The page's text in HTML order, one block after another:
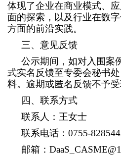
体现了企业在商业模式、
面的探索，以及行业在数
方面的前沿实践。
三、意见反馈
公示期间，如对入围案
式实名反馈至专委会秘书
料。逾期或匿名反馈不予受
四、联系方式
联系人：王女士
联系电话： 0755-
邮箱：